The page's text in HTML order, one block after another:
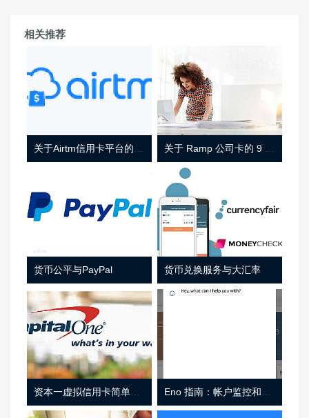
相关推荐
货币公平与PayPal 货币兑换服务与大汇率
资本一虚拟信用卡简单介绍